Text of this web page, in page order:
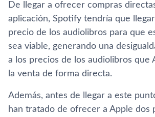
De llegar a ofrecer compras
aplicación, Spotify tendría que
precio de los audiolibros para que
sea viable, generando una
a los precios de los audiolibros que
la venta de forma directa.
Además, antes de llegar a este
han tratado de ofrecer a Apple dos